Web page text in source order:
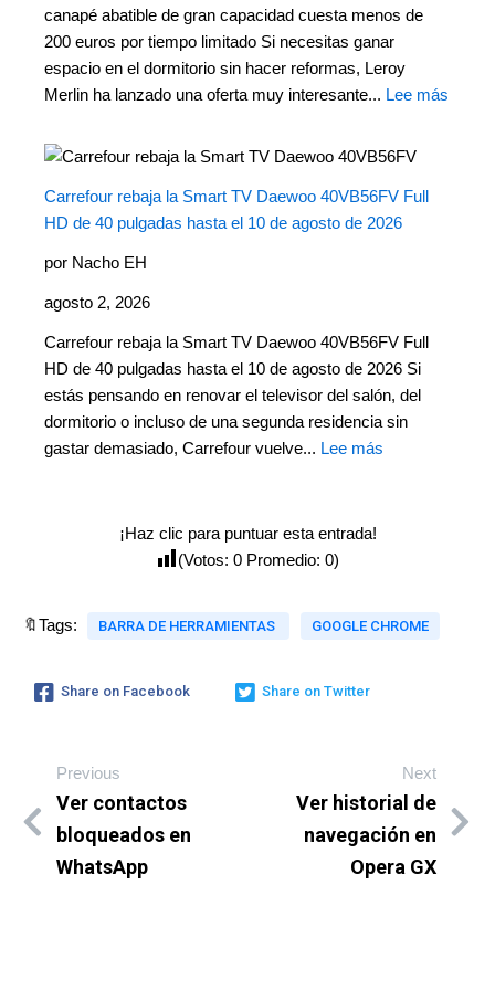
canapé abatible de gran capacidad cuesta menos de
200 euros por tiempo limitado Si necesitas ganar
espacio en el dormitorio sin hacer reformas, Leroy
Merlin ha lanzado una oferta muy interesante... Lee más
Carrefour rebaja la Smart TV Daewoo 40VB56FV Full
HD de 40 pulgadas hasta el 10 de agosto de 2026
por Nacho EH
agosto 2, 2026
Carrefour rebaja la Smart TV Daewoo 40VB56FV Full
HD de 40 pulgadas hasta el 10 de agosto de 2026 Si
estás pensando en renovar el televisor del salón, del
dormitorio o incluso de una segunda residencia sin
gastar demasiado, Carrefour vuelve... Lee más
¡Haz clic para puntuar esta entrada!
(Votos: 0 Promedio: 0)
🔖Tags: BARRA DE HERRAMIENTAS GOOGLE CHROME
Share on Facebook Share on Twitter
Previous
Ver contactos
bloqueados en
WhatsApp
Next
Ver historial de
navegación en
Opera GX